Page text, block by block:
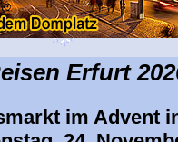
Erfurt
im Advent